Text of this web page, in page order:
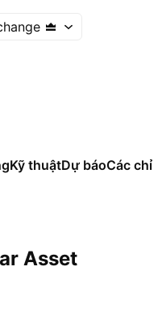
Kỹ thuậtDự báoCác chỉ
Asset